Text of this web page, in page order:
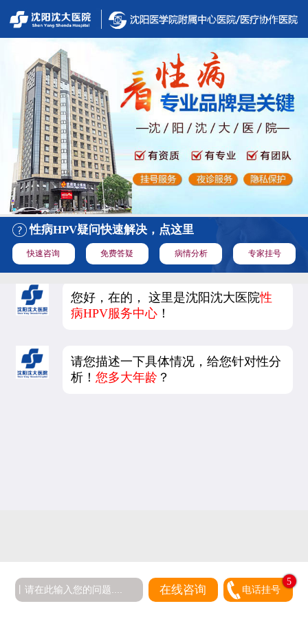
性病HPV疑问快速解决，点这里
快速咨询 免费答疑 病情分析 专家挂号
您好，在的， 这里是沈阳沈大医院性
病HPV服务中心 ！
请您描述一下具体情况，给您针对性分
析！您多大年龄 ？
在线咨询 电话挂号
5